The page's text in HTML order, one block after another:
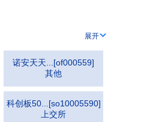
展开
诺安天天... [of000559]
其他
科创板50... [so10005590]
上交所